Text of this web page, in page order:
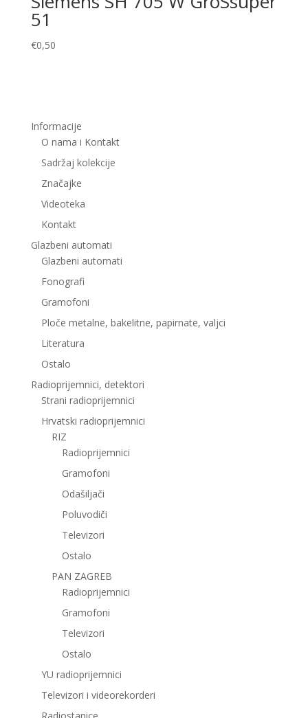
51
€0,50
Informacije
O nama i Kontakt
Sadržaj kolekcije
Značajke
Videoteka
Kontakt
Glazbeni automati
Glazbeni automati
Fonografi
Gramofoni
Ploče metalne, bakelitne, papirnate, valjci
Literatura
Ostalo
Radioprijemnici, detektori
Strani radioprijemnici
Hrvatski radioprijemnici
RIZ
Radioprijemnici
Gramofoni
Odašiljači
Poluvodiči
Televizori
Ostalo
PAN ZAGREB
Radioprijemnici
Gramofoni
Televizori
Ostalo
YU radioprijemnici
Televizori i videorekorderi